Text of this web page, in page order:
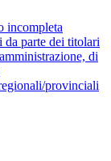
incompleta
da parte dei titolari
di
provinciali